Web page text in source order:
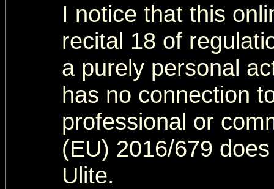
I notice that this
recital 18 of
a purely personal
has no connection
professional or
(EU) 2016/679
Ulite.